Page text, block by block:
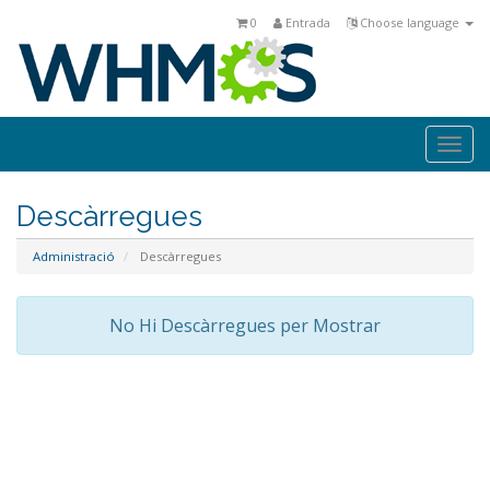
Choose language
Entrada
0
Descàrregues
Administració Descàrregues
No Hi Descàrregues per Mostrar